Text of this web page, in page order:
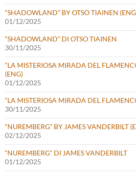
“SHADOWLAND” BY OTSO TIAINEN
01/12/2025
“SHADOWLAND” DI OTSO TIAINEN
30/11/2025
“LA MISTERIOSA MIRADA DEL
(ENG)
01/12/2025
“LA MISTERIOSA MIRADA DEL
30/11/2025
“NUREMBERG” BY JAMES VANDERBILT
02/12/2025
“NUREMBERG” DI JAMES VANDERBILT
01/12/2025